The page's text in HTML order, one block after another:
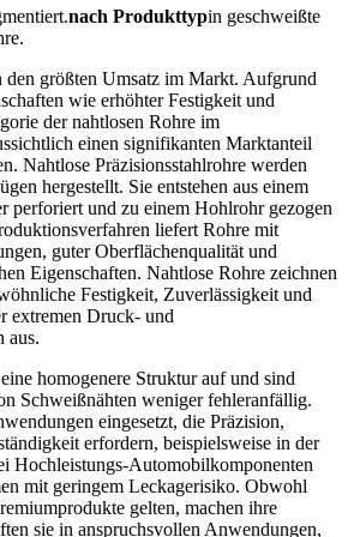
nach Produkttypin geschweißte
den größten Umsatz im Markt. Aufgrund
wie erhöhter Festigkeit und
der nahtlosen Rohre im
einen signifikanten Marktanteil
Nahtlose Präzisionsstahlrohre werden
hergestellt. Sie entstehen aus einem
perforiert und zu einem Hohlrohr gezogen
liefert Rohre mit
guter Oberflächenqualität und
Eigenschaften. Nahtlose Rohre zeichnen
Festigkeit, Zuverlässigkeit und
extremen Druck- und
aus.
homogenere Struktur auf und sind
Schweißnähten weniger fehleranfällig.
eingesetzt, die Präzision,
erfordern, beispielsweise in der
Hochleistungs-Automobilkomponenten
mit geringem Leckagerisiko. Obwohl
gelten, machen ihre
sie in anspruchsvollen Anwendungen,